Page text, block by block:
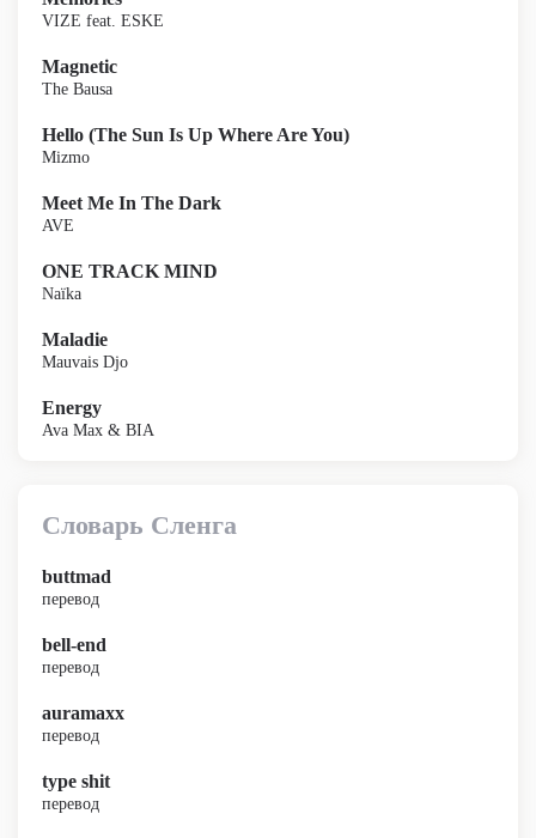
VIZE feat. ESKE
Magnetic
The Bausa
Hello (The Sun Is Up Where Are You)
Mizmo
Meet Me In The Dark
AVE
ONE TRACK MIND
Naïka
Maladie
Mauvais Djo
Energy
Ava Max & BIA
Словарь Сленга
buttmad
перевод
bell-end
перевод
auramaxx
перевод
type shit
перевод